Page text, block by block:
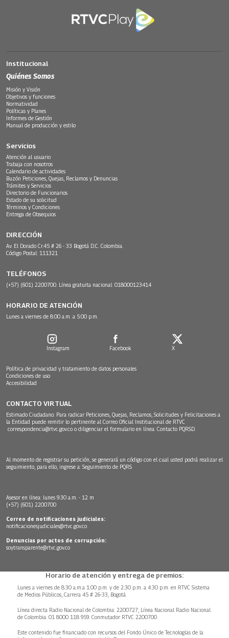
Institucional
Quiénes Somos
Misión y Visión
Objetivos y funciones
Normatividad
Políticas y Planes
Informes de Gestión
Manual de producción y estilo
Servicios
Atención al usuario
Trabaja con nosotros
Calendario de actividades
Buzón Peticiones, Quejas, Reclamos y Denuncias
Trámites y Servicios
Directorio de Funcionarios
Estado de su solicitud
Términos y Condiciones
Entrega de Obsequios
DIRECCIÓN
Av. El Dorado Cr.45 # 26 - 33 Bogotá D.C. Colombia.
Código Postal: 111321
TELÉFONOS
(+57) (601) 2200700. Línea gratuita nacional: 018000123414
HORARIO DE ATENCIÓN
Lunes a viernes de 8:00 a.m. a 5:00 p.m.
Instagram Facebook X
Política de privacidad y tratamiento de datos personales
Condiciones de uso
Accesibilidad
CONTACTO VIRTUAL
Estimado Ciudadano: Para radicar Peticiones, Quejas, Reclamos, Solicitudes y Felicitaciones a
la Entidad puede remitir lo pertinente al Correo Oficial Institucional de RTVC
correspondencia@rtvc.gov.co o diligenciar el formulario en línea: Contacto PQRSD.
Al momento de registrar su petición, se generará un código con el cual usted podrá realizar el
seguimiento, para ello, ingrese a: Seguimiento de PQRS
Asesor en línea: lunes 9:30 a.m. - 12 m
(+57) (601) 2200700
Correo de notificaciones judiciales:
notificacionesjudiciales@rtvc.gov.co
Denuncias por actos de corrupción:
soytransparente@rtvc.gov.co
Horario de atención y entrega de premios:
Lunes a viernes de 8:30 a.m.a 1:00 p.m. y de 2:30 p.m. a 4:30 p.m. en RTVC Sistema
de Medios Públicos, Carrera 45 # 26-33, Bogotá.
Línea directa Radio Nacional de Colombia: 2200727, Línea Nacional Radio Nacional
de Colombia: 01 8000 118 959. Conmutador RTVC 2200700
Este contenido fue financiado con recursos del Fondo Único de Tecnologías de la